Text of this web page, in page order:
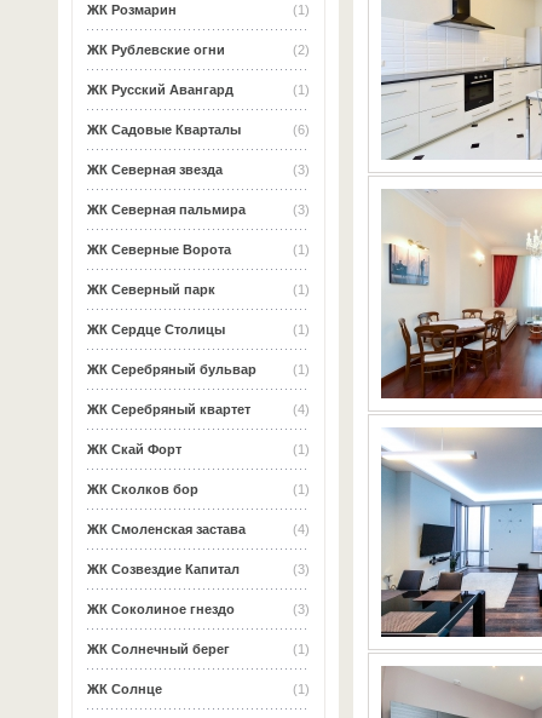
(1)
ЖК Розмарин
(2)
ЖК Рублевские огни
(1)
ЖК Русский Авангард
(6)
ЖК Садовые Кварталы
(3)
ЖК Северная звезда
(3)
ЖК Северная пальмира
(1)
ЖК Северные Ворота
(1)
ЖК Северный парк
(1)
ЖК Сердце Столицы
(1)
ЖК Серебряный бульвар
(4)
ЖК Серебряный квартет
(1)
ЖК Скай Форт
(1)
ЖК Сколков бор
(4)
ЖК Смоленская застава
(3)
ЖК Созвездие Капитал
(3)
ЖК Соколиное гнездо
(1)
ЖК Солнечный берег
(1)
ЖК Солнце